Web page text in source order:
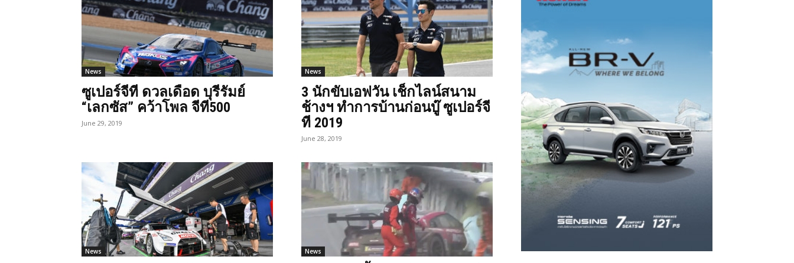
News
ซูเปอร์จีที ดวลเดือด บุรีรัมย์
“เลกซัส” คว้าโพล จีที500
June 29, 2019
News
3 นักขับเอฟวัน เช็กไลน์สนาม
ช้างฯ ทำการบ้านก่อนบู๊ ซูเปอร์จี
ที 2019
June 28, 2019
News News